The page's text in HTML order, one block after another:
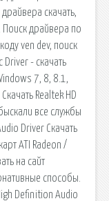
скачать,
драйвера по
ven dev, поиск
Driver - скачать
7, 8, 8.1,
Realtek HD
все службы
Driver Скачать
ATI Radeon /
на сайт
способы.
Definition Audio